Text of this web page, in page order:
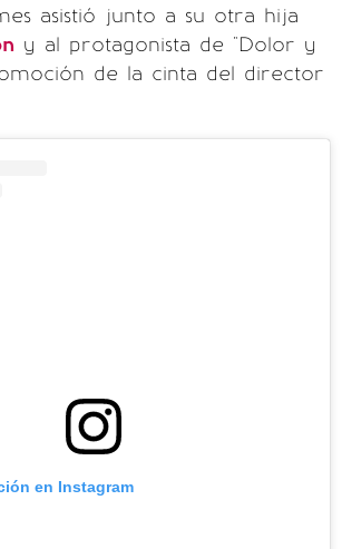
asistió junto a su otra hija
y al protagonista de "Dolor y
de la cinta del director
en Instagram